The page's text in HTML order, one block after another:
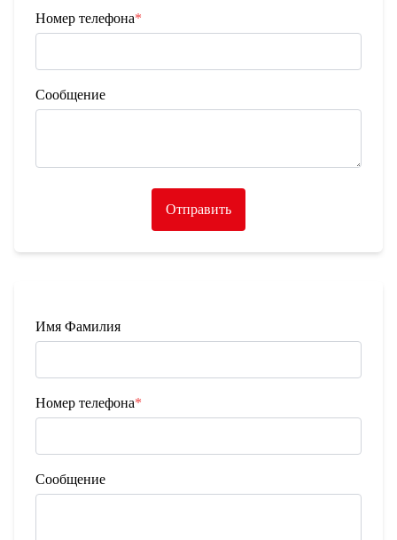
Номер телефона*
Сообщение
Отправить
Имя Фамилия
Номер телефона*
Сообщение